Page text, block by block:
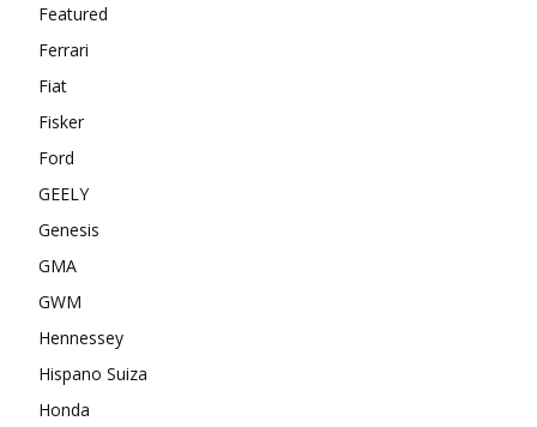
Featured
Ferrari
Fiat
Fisker
Ford
GEELY
Genesis
GMA
GWM
Hennessey
Hispano Suiza
Honda